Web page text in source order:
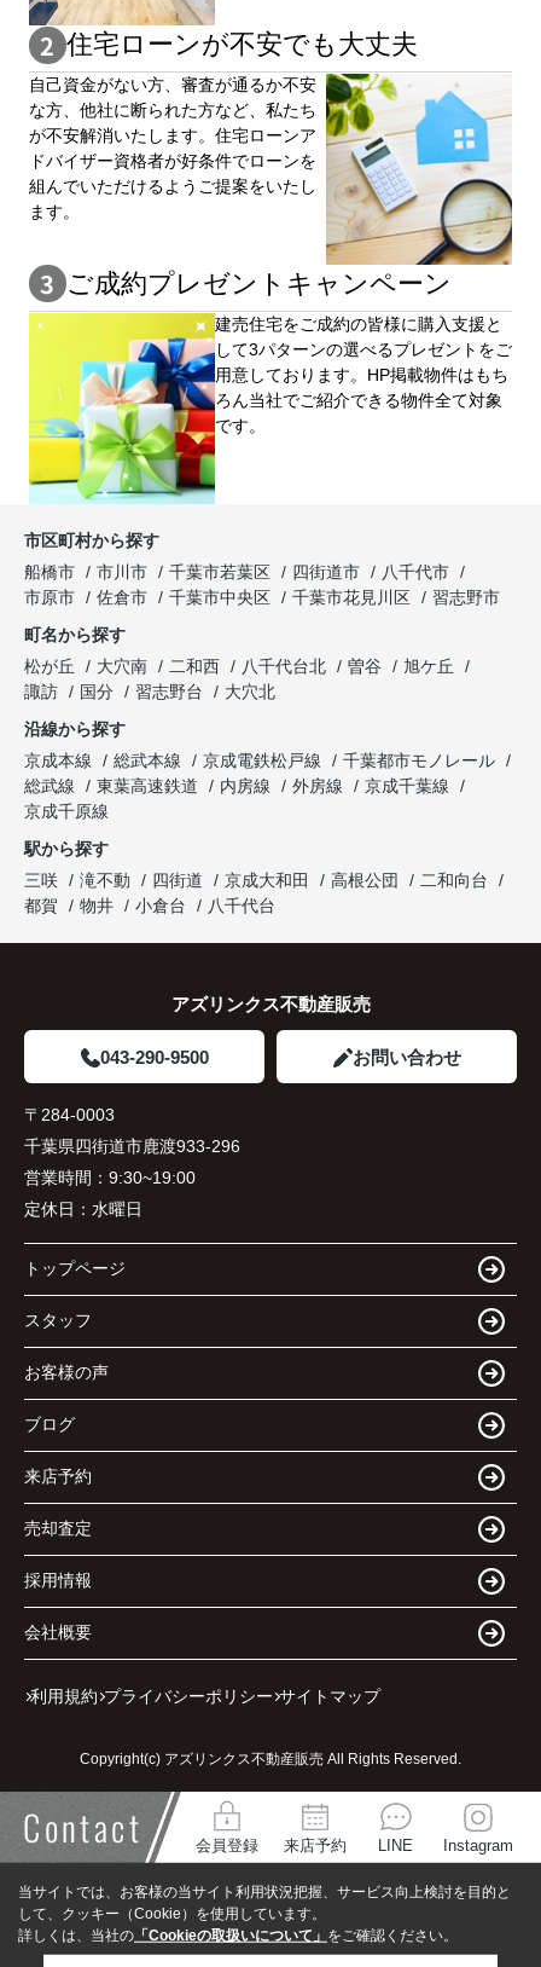
住宅ローンが不安でも大丈夫
自⼰資⾦がない⽅、審査が通るか不安
な⽅、他社に断られた⽅など、私たち
が不安解消いたします。住宅ローンア
ドバイザー資格者が好条件でローンを
組んでいただけるようご提案をいたし
ます。
ご成約プレゼントキャンペーン
建売住宅をご成約の皆様に購⼊⽀援と
して3パターンの選べるプレゼントをご
用意しております。HP掲載物件はもち
ろん当社でご紹介できる物件全て対象
です。
市区町村から探す
船橋市
市川市 千葉市若葉区 四街道市
八千代市
市原市
佐倉市 千葉市中央区 千葉市花見川区
習志野市
町名から探す
松が丘
大穴南 二和西 八千代台北 曽谷
旭ケ丘
諏訪
国分 習志野台
大穴北
沿線から探す
京成本線
総武本線 京成電鉄松戸線
千葉都市モノレール
総武線
東葉高速鉄道 内房線 外房線
京成千葉線
京成千原線
駅から探す
三咲
滝不動 四街道 京成大和田 高根公団
二和向台
都賀
物井 小倉台 八千代台
アズリンクス不動産販売
043-290-9500 お問い合わせ
〒284-0003
千葉県四街道市鹿渡933-296
営業時間： 9:30~19:00
定休日： 水曜日
トップページ
スタッフ
お客様の声
ブログ
来店予約
売却査定
採用情報
会社概要
利用規約 プライバシーポリシー サイトマップ
Copyright(c) アズリンクス不動産販売 All Rights Reserved.
Contact 会員登録 来店予約 LINE Instagram
当サイトでは、お客様の当サイト利用状況把握、サービス向上検討を目的と
して、クッキー（Cookie）を使用しています。
詳しくは、当社の 「Cookieの取扱いについて」 をご確認ください。